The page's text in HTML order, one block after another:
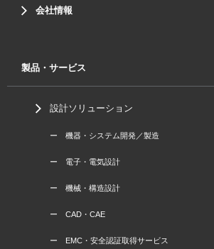
会社情報
製品・サービス
設計ソリューション
ー 機器・システム開発／製造
ー 電子・電気設計
ー 機械・構造設計
ー CAD・CAE
ー EMC・安全認証取得サービス